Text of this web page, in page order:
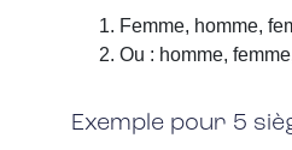
Femme, homme,
Ou : homme,
Exemple pour 5